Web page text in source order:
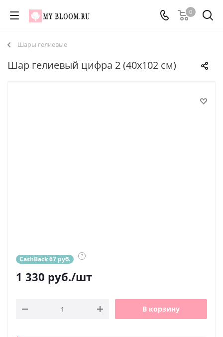
0
Шары гелиевые
Шар гелиевый цифра 2 (40х102 см)
CashBack 67 руб. ?
1 330 руб./шт
В корзину